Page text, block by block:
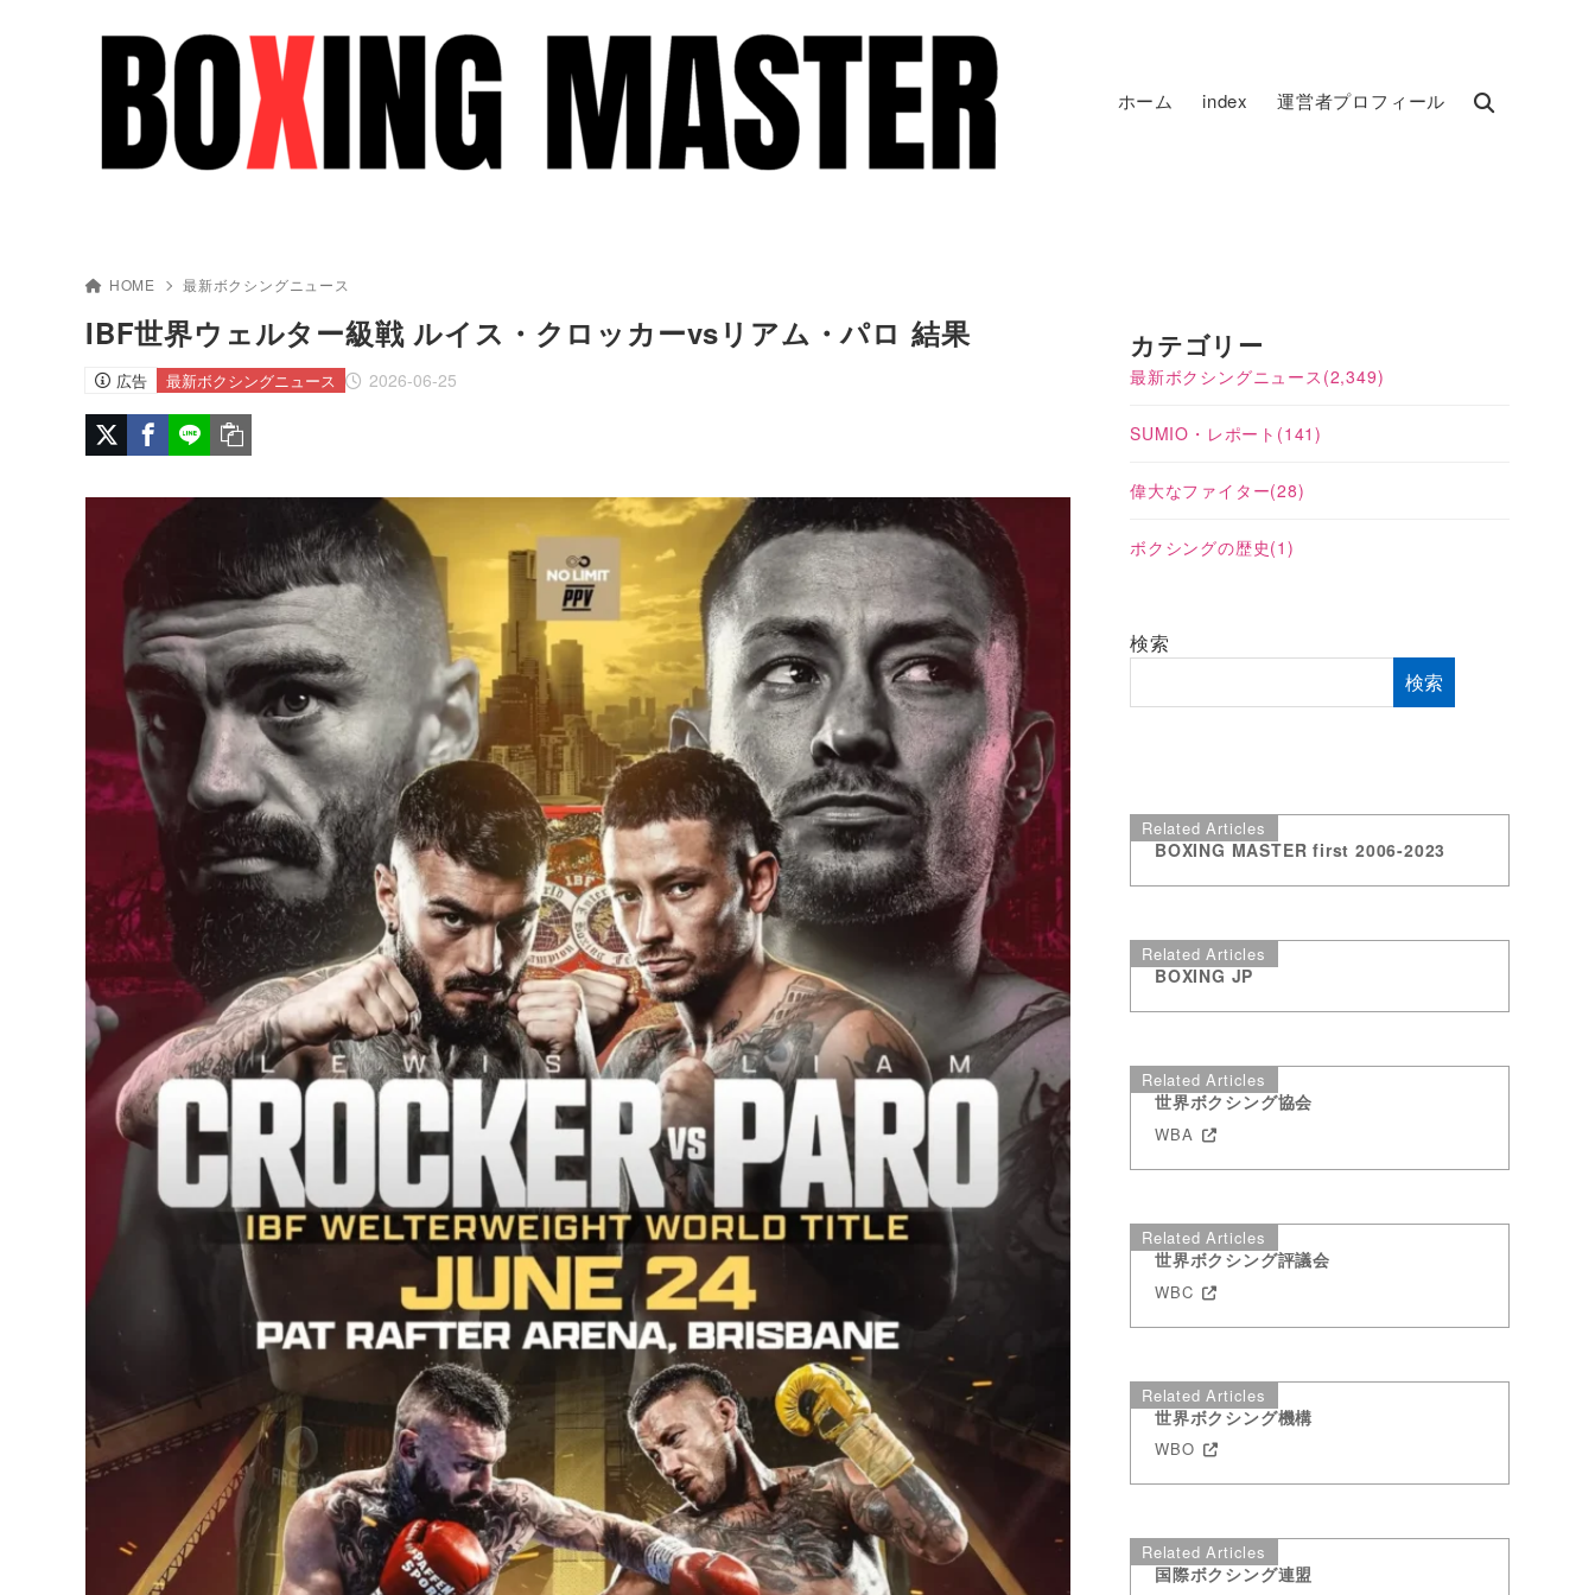
ホーム index 運営者プロフィール
HOME 最新ボクシングニュース
IBF世界ウェルター級戦 ルイス・クロッカーvsリアム・パロ 結果
広告 2026-06-25
最新ボクシングニュース
カテゴリー
最新ボクシングニュース (2,349)
SUMIO・レポート (141)
偉大なファイター(28)
ボクシングの歴史(1)
検索
検索
Related Articles
BOXING MASTER first 2006-2023
Related Articles
BOXING JP
Related Articles
世界ボクシング協会
WBA
Related Articles
世界ボクシング評議会
WBC
Related Articles
世界ボクシング機構
WBO
Related Articles
国際ボクシング連盟